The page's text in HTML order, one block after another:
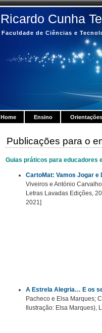
Ricardo Cunha
Faculdade de Ciências e
Home Ensino Orientações
Publicações para o
Guias práticos para educadores
CartoMat: Vamos Jogar
Viveiros e António
Letras Lavadas Edições,
2021]
A Estrela Alegria… E os
Pacheco e Elsa Marques;
Ilustração: Elsa Marques),